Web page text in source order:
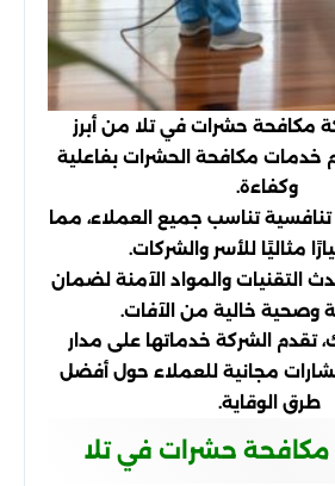
مكافحة حشرات في تلا من أبرز
خدمات مكافحة الحشرات بفاعلية
وكفاءة.
تنافسية تناسب جميع العملاء، مما
مثاليًا للأسر والشركات.
التقنيات والمواد الآمنة لضمان
وصحية خالية من الآفات.
تقدم الشركة خدماتها على مدار
مجانية للعملاء حول أفضل
طرق الوقاية.
حشرات في تلا